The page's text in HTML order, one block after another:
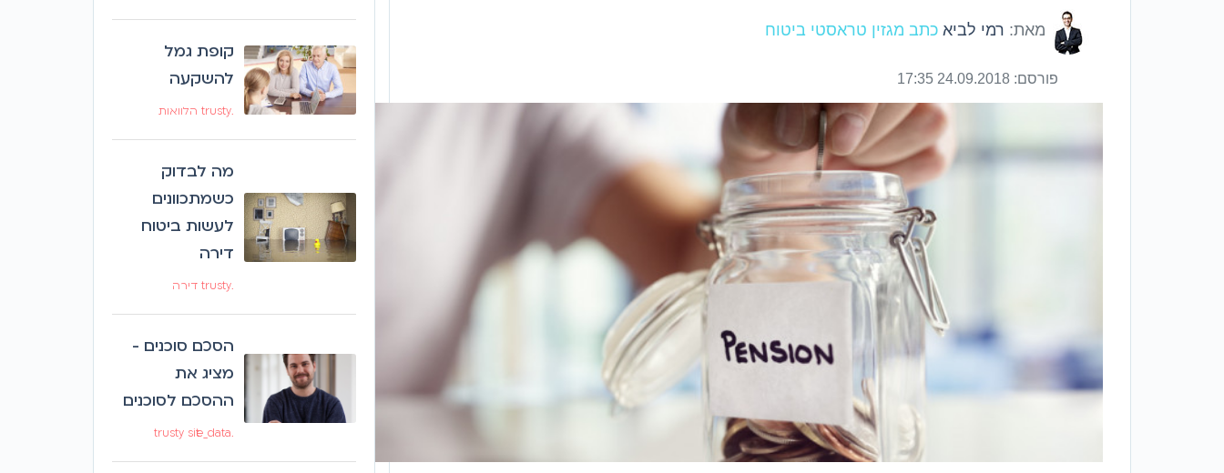
מאת: רמי לביא כתב מגזין טראסטי ביטוח
פורסם:24.09.2018 17:35
קופת גמל
להשקעה
.trusty הלוואות
מה לבדוק
כשמתכוונים
לעשות ביטוח
דירה
.trusty דירה
הסכם סוכנים -
מציג את
ההסכם לסוכנים
.trusty site_data